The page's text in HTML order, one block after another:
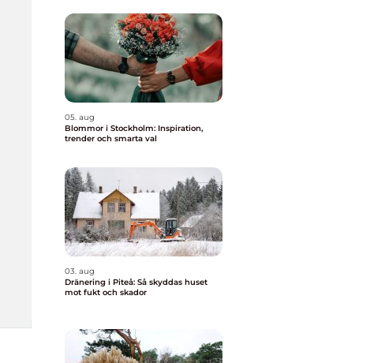
05. aug
Blommor i Stockholm: Inspiration,
trender och smarta val
03. aug
Dränering i Piteå: Så skyddas huset
mot fukt och skador